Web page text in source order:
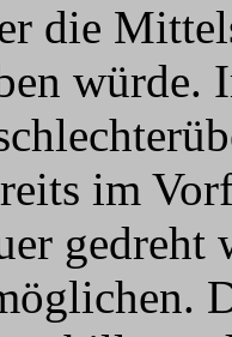
die
würde.
im
gedreht